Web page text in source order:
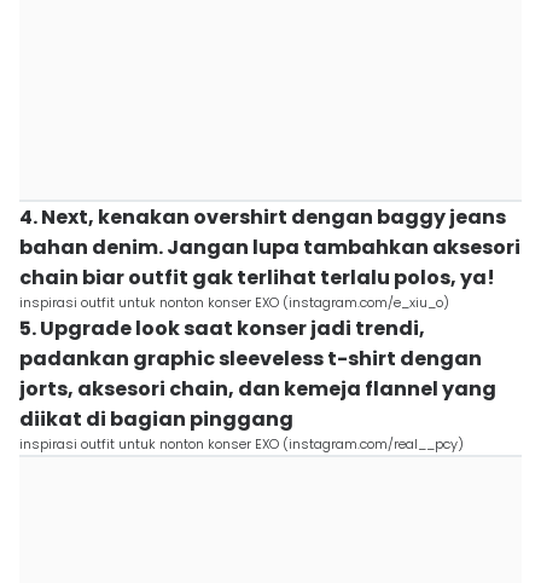
4. Next, kenakan overshirt dengan baggy jeans
bahan denim. Jangan lupa tambahkan aksesori
chain biar outfit gak terlihat terlalu polos, ya!
inspirasi outfit untuk nonton konser EXO (instagram.com/e_xiu_o)
5. Upgrade look saat konser jadi trendi,
padankan graphic sleeveless t-shirt dengan
jorts, aksesori chain, dan kemeja flannel yang
diikat di bagian pinggang
inspirasi outfit untuk nonton konser EXO (instagram.com/real__pcy)